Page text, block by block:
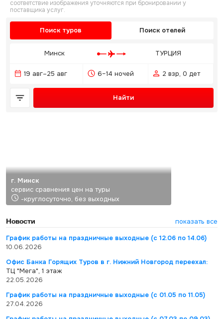
соответствие изображения уточняются при бронировании у
поставщика услуг.
Поиск туров Поиск отелей
Минск ТУРЦИЯ
19 авг–25 авг 6–14 ночей 2 взр, 0 дет
Найти
г. Минск
сервис сравнения цен на туры
-круглосуточно, без выходных
Новости
показать все
График работы на праздничные выходные (с 12.06 по 14.06)
10.06.2026
Офис Банка Горящих Туров в г. Нижний Новгород переехал:
ТЦ "Мега", 1 этаж
22.05.2026
График работы на праздничные выходные (с 01.05 по 11.05)
27.04.2026